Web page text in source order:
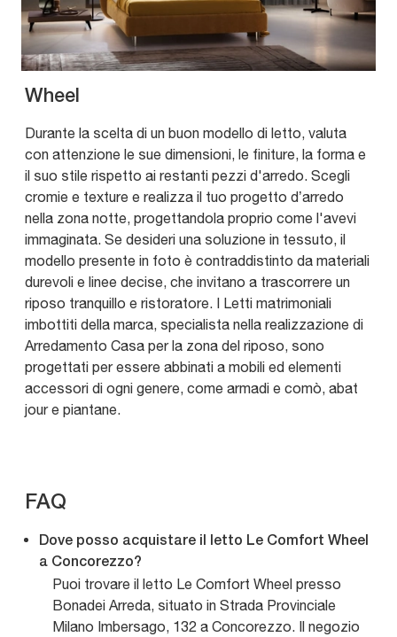
Wheel
Durante la scelta di un buon modello di letto, valuta
con attenzione le sue dimensioni, le finiture, la forma e
il suo stile rispetto ai restanti pezzi d'arredo. Scegli
cromie e texture e realizza il tuo progetto d’arredo
nella zona notte, progettandola proprio come l'avevi
immaginata. Se desideri una soluzione in tessuto, il
modello presente in foto è contraddistinto da materiali
durevoli e linee decise, che invitano a trascorrere un
riposo tranquillo e ristoratore. I Letti matrimoniali
imbottiti della marca, specialista nella realizzazione di
Arredamento Casa per la zona del riposo, sono
progettati per essere abbinati a mobili ed elementi
accessori di ogni genere, come armadi e comò, abat
jour e piantane.
FAQ
Dove posso acquistare il letto Le Comfort Wheel
a Concorezzo?
Puoi trovare il letto Le Comfort Wheel presso
Bonadei Arreda, situato in Strada Provinciale
Milano Imbersago, 132 a Concorezzo. Il negozio